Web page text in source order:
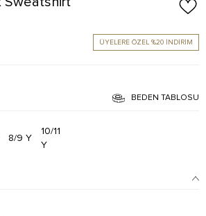
ÜYELERE ÖZEL %20 İNDİRİM
BEDEN TABLOSU
8/9 Y
10/11
Y